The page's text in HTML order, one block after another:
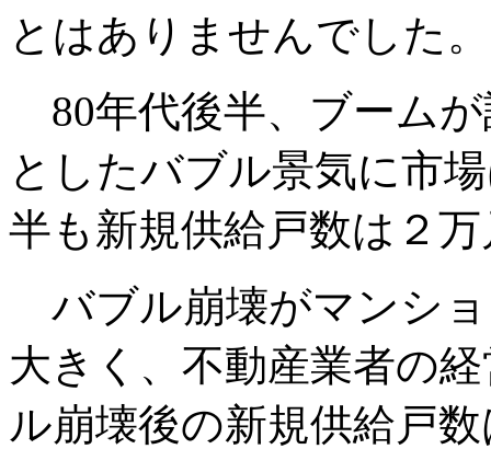
とはありませんでした。
80年代後半、ブーム
としたバブル景気に市
半も新規供給戸数は２
バブル崩壊がマンシ
大きく、不動産業者の
ル崩壊後の新規供給戸